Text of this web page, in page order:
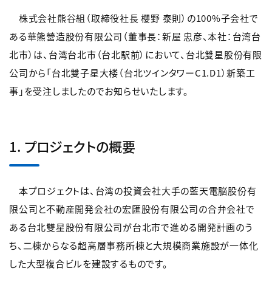
株式会社熊谷組（取締役社長 櫻野 泰則）の100%子会社で
ある華熊營造股份有限公司（董事長：新屋 忠彦、本社：台湾台
北市）は、台湾台北市（台北駅前）において、台北雙星股份有限
公司から「台北雙子星大楼（台北ツインタワーC1.D1）新築工
事」を受注しましたのでお知らせいたします。
1. プロジェクトの概要
本プロジェクトは、台湾の投資会社大手の藍天電脳股份有
限公司と不動産開発会社の宏匯股份有限公司の合弁会社で
ある台北雙星股份有限公司が台北市で進める開発計画のう
ち、二棟からなる超高層事務所棟と大規模商業施設が一体化
した大型複合ビルを建設するものです。